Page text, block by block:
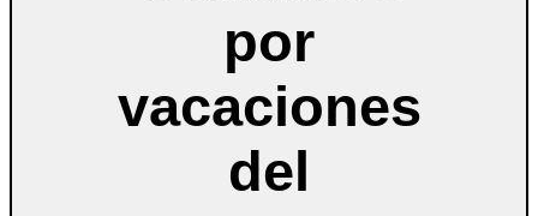
por
vacaciones
del